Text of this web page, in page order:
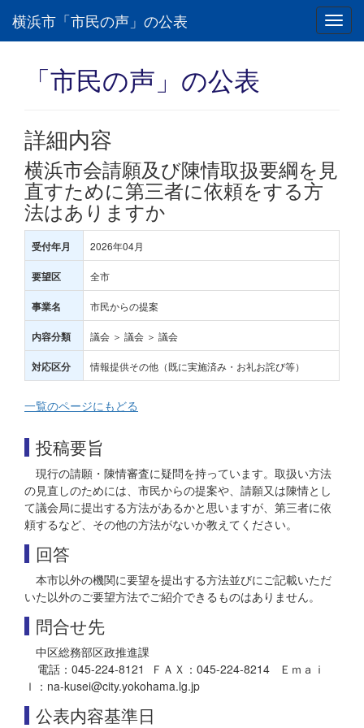
横浜市「市民の声」の公表
「市民の声」の公表
詳細内容
横浜市会請願及び陳情取扱要綱を見
直すために第三者に依頼をする方
法はありますか
受付年月 2026年04月
要望区 全市
事業名 市民からの提案
内容分類 議会 ＞ 議会 ＞ 議会
対応区分 情報提供その他（既に実施済み・お礼お詫び等）
一覧のページにもどる
投稿要旨
現行の請願・陳情審査に疑問を持っています。取扱い方法
の見直しのためには、市民からの提案や、請願又は陳情とし
て議会局に提出する方法があるかと思いますが、第三者に依
頼するなど、その他の方法がないか教えてください。
回答
本市以外の機関に要望を提出する方法並びにご記載いただ
いた以外のご要望方法でご紹介できるものはありません。
問合せ先
中区総務部区政推進課
電話：045-224-8121 ＦＡＸ：045-224-8214 Ｅｍａｉ
ｌ：na-kusei@city.yokohama.lg.jp
公表内容基準日